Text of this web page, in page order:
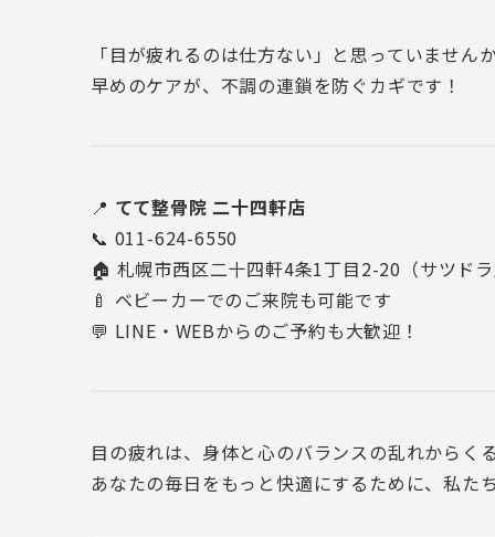
「目が疲れるのは仕方ない」と思っていません
早めのケアが、不調の連鎖を防ぐカギです！
📍 てて整骨院 二十四軒店
📞 011-624-6550
🏠 札幌市西区二十四軒4条1丁目2-20（サツドラ
🍼 ベビーカーでのご来院も可能です
💬 LINE・WEBからのご予約も大歓迎！
目の疲れは、身体と心のバランスの乱れからく
あなたの毎日をもっと快適にするために、私た